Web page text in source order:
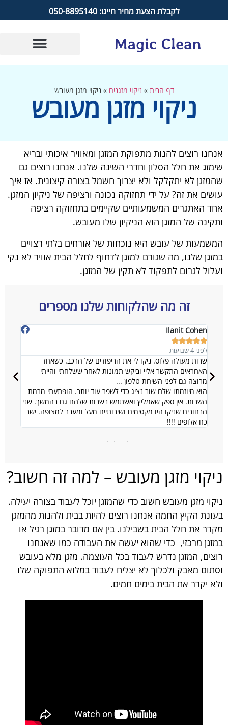
לקבלת הצעת מחיר חייגו: 050-8895140
דף הבית»ניקוי מזגנים»ניקוי מזגן מעובש
ניקוי מזגן מעובש
אנחנו רוצים להנות מתפוקת המזגן ומאוויר איכותי ובריא
שימזג את חלל הסלון וחדרי השינה שלנו. אנחנו רוצים גם
שהמזגן לא יתקלקל ולא יצרוך חשמל בצורה קיצונית. אז איך
עושים את זה? על ידי תחזוקה נכונה ורציפה של ניקיון המזגן.
אחד האתגרים המשמעותיים שקיימים בתחזוקה רציפה
ותקינה של המזגן הוא הניקיון שלו מעובש.
המשמעות של עובש היא נוכחות של אורחים בלתי רצויים
במזגן שלנו, מה שגורם למזגן לדחוף לחלל הבית אוויר לא נקי
ועלול לגרום לתפקוד לא תקין של המזגן.
זה מה שהלקוחות שלנו מספרים
Ilanit Cohen





לפני 4 שבועות
שרות מעולה פלוס. ניקו לי את הריפודים של הרכב. כשאחד
האחראים התקשר אליי וביקש תמונות לאחר ששלחתי והייתי
מרוצה גם לפני השיחת טלפון ...
הוא מיוזמתו שלח שוב נציג כדי לשפר עוד יותר. הופתעתי מרמת
השרות. אין ספק שאמליץ ואשתמש בשרות שלהם גם בהמשך. שני
הבחורים שניקו היו מקסימים ושירותיים מעל ומעבר למצופה. ישר
כח אלופים !!!!
מחיר
ניקוי מזגן מעובש – למה זה חשוב?
ניקוי מזגן מעובש חשוב כדי שהמזגן יוכל לעבוד בצורה יעילה.
בעונת הקיץ החמה אנחנו רוצים להיות בבית ולהנות מהמזגן
מקרר את חלל הבית בשבילנו. בין אם מדובר במזגן רגיל או
במזגן מרכזי, כדי שהוא יעשה את העבודה כמו שאנחנו
רוצים, המזגן נדרש לעבוד בכל העוצמה. מזגן מלא בעובש
וסתום מאבק ולכלוך לא יצליח לעבוד במלוא התפוקה שלו
ולא יקרר את הבית בימים חמים.